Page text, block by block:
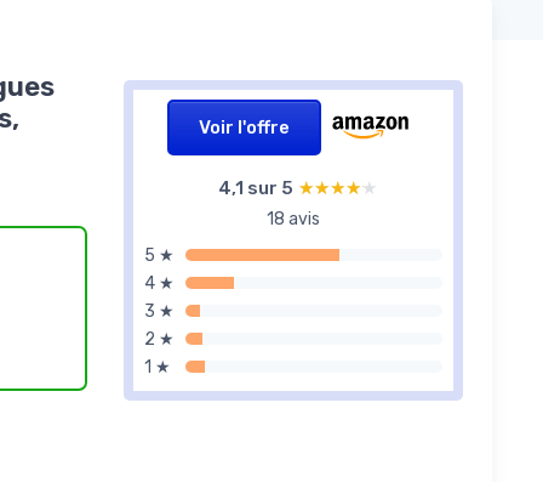
Voir l'offre
4,1 sur 5 ★★★★★
★★★★★
18 avis
5 ★
4 ★
3 ★
2 ★
1 ★